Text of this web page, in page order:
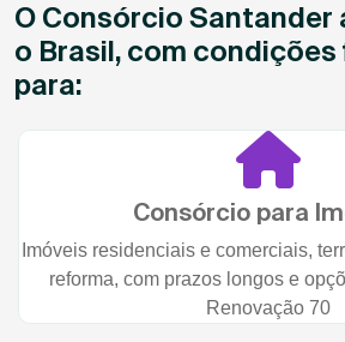
O Consórcio Santander
o Brasil, com
para:
Consórcio para
Imóveis residenciais e comerciais,
reforma, com prazos longos e
Renovação 70